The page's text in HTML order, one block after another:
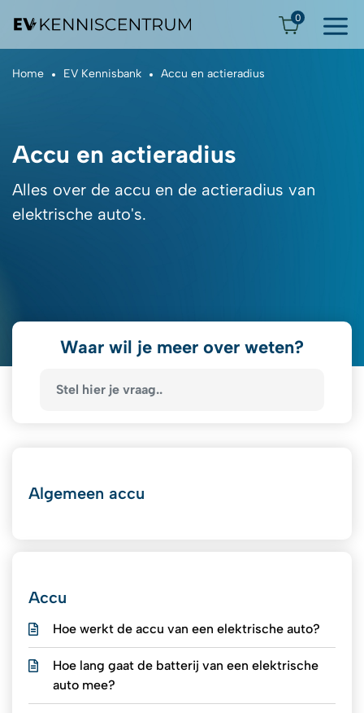
0
Home EV Kennisbank Accu en actieradius
Accu en actieradius
Alles over de accu en de actieradius van
elektrische auto's.
Waar wil je meer over weten?
Algemeen accu
Accu
Hoe werkt de accu van een elektrische auto?
Hoe lang gaat de batterij van een elektrische
auto mee?